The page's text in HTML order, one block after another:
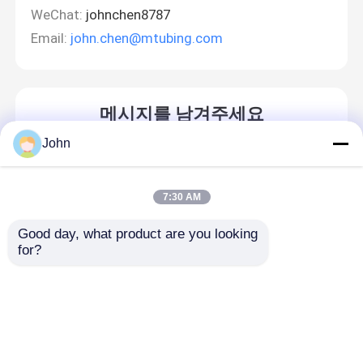
WeChat: johnchen8787
Email: john.chen@mtubing.com
메시지를 남겨주세요
John
7:30 AM
Good day, what product are you looking
for?